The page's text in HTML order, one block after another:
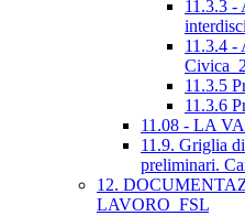
11.3.3 -
11.3.4 -
11.3.5
11.3.6
11.08 - LA
11.9. Griglia
preliminari.
12.
LAVORO_FSL